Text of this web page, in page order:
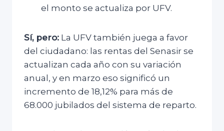
el monto se actualiza por UFV.
Sí, pero: La UFV también juega a favor
del ciudadano: las rentas del Senasir se
actualizan cada año con su variación
anual, y en marzo eso significó un
incremento de 18,12% para más de
68.000 jubilados del sistema de reparto.